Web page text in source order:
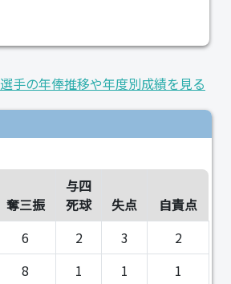
選手の年俸推移や年度別成績を見る
奪三振
与四
死球
失点
自責点
6 2 3
2
8 1 1
1